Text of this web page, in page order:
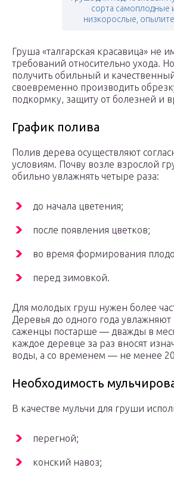
сорта самоплодные
низкорослые,
Груша «талгарская красавица» не
требований относительно ухода.
получить обильный и
своевременно производить
подкормку, защиту от болезней и
График полива
Полив дерева осуществляют
условиям. Почву возле взрослой
обильно увлажнять четыре раза:
до начала цветения;
после появления цветков;
во время формирования
перед зимовкой.
Для молодых груш нужен более
Деревья до одного года
саженцы постарше — дважды в
каждое деревце за раз вносят
воды, а со временем — не менее
Необходимость
В качестве мульчи для груши
перегной;
конский навоз;